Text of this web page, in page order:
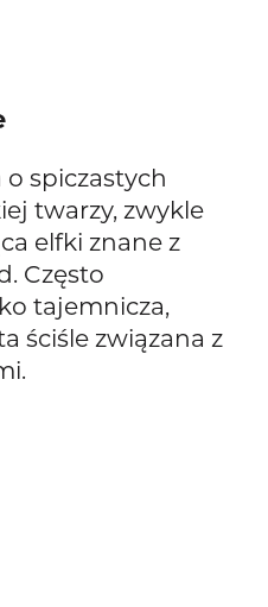
spiczastych
twarzy, zwykle
elfki znane z
Często
tajemnicza,
ściśle związana z